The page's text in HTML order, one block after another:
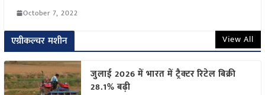
October 7, 2022
एग्रीकल्चर मशीन View All
जुलाई 2026 में भारत में ट्रैक्टर रिटेल बिक्री
28.1% बढ़ी